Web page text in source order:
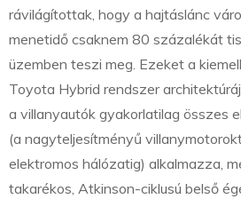
rávilágítottak, hogy a hajtáslánc
menetidő csaknem 80 százalékát
üzemben teszi meg. Ezeket a
Toyota Hybrid rendszer
a villanyautók gyakorlatilag összes
(a nagyteljesítményű
elektromos hálózatig) alkalmazza,
takarékos, Atkinson-ciklusú belső